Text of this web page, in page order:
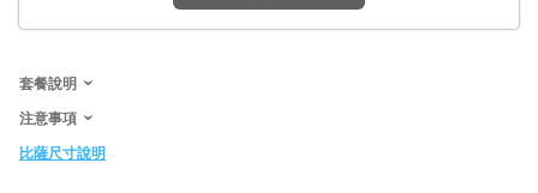
套餐說明
注意事項
比薩尺寸說明